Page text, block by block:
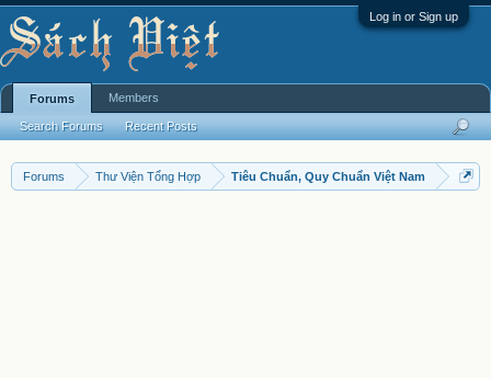
Log in or Sign up
Forums Thư Viện Tổng Hợp Tiêu Chuẩn, Quy Chuẩn Việt Nam
Forums
Search Forums Recent Posts
Members